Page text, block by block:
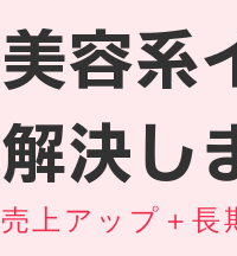
売上アップ＋長
美容系
解決し